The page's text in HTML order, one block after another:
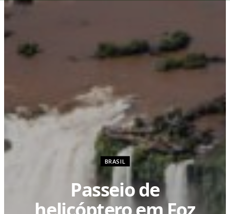
k
e
BRASIL
Passeio de